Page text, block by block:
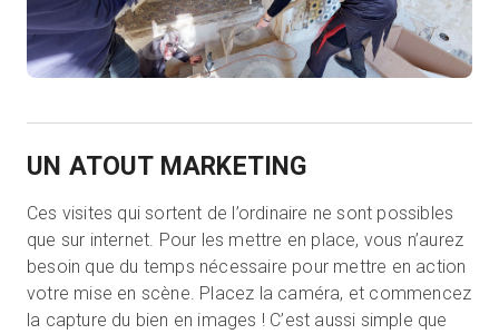
UN ATOUT MARKETING
Ces visites qui sortent de l’ordinaire ne sont possibles
que sur internet. Pour les mettre en place, vous n’aurez
besoin que du temps nécessaire pour mettre en action
votre mise en scène. Placez la caméra, et commencez
la capture du bien en images ! C’est aussi simple que